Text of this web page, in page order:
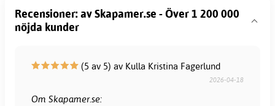
Recensioner: av Skapamer.se - Över 1 200 000
nöjda kunder
(5 av 5) av Kulla Kristina Fagerlund
2026-04-18
Om Skapamer.se: